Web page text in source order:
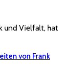
und Vielfalt, hat
von Frank